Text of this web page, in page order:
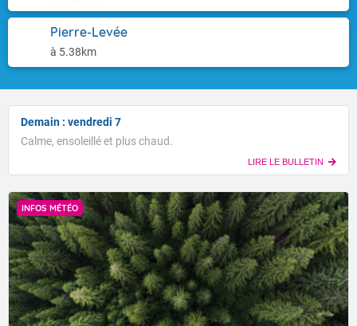
Pierre-Levée
à 5.38km
Demain : vendredi 7
Calme, ensoleillé et plus chaud.
LIRE LE BULLETIN
INFOS MÉTÉO